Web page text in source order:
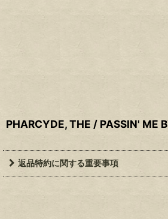
PHARCYDE, THE / PASSIN' ME
返品特約に関する重要事項